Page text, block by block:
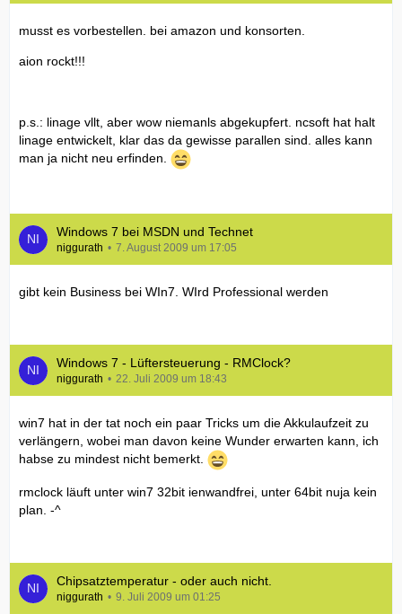
musst es vorbestellen. bei amazon und konsorten.
aion rockt!!!
p.s.: linage vllt, aber wow niemanls abgekupfert. ncsoft hat halt
linage entwickelt, klar das da gewisse parallen sind. alles kann
man ja nicht neu erfinden.
Windows 7 bei MSDN und Technet
niggurath 7. August 2009 um 17:05
gibt kein Business bei WIn7. WIrd Professional werden
Windows 7 - Lüftersteuerung - RMClock?
niggurath 22. Juli 2009 um 18:43
win7 hat in der tat noch ein paar Tricks um die Akkulaufzeit zu
verlängern, wobei man davon keine Wunder erwarten kann, ich
habse zu mindest nicht bemerkt.
rmclock läuft unter win7 32bit ienwandfrei, unter 64bit nuja kein
plan. -^
Chipsatztemperatur - oder auch nicht.
niggurath 9. Juli 2009 um 01:25